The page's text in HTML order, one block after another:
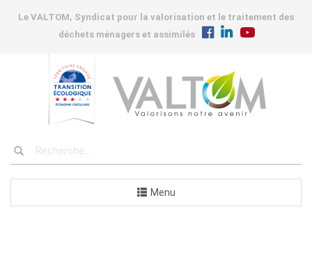
Le VALTOM, Syndicat pour la valorisation et le traitement des
déchets ménagers et assimilés
Menu